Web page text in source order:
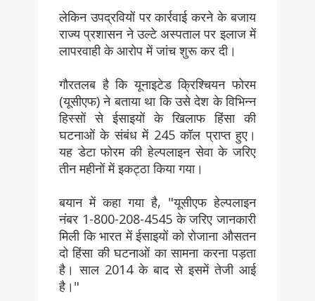
लेकिन उपद्रवियों पर कार्रवाई करने के बजाय
राज्य प्रशासन ने उल्टे अस्पताल पर इलाज में
लापरवाही के आरोप में जांच शुरू कर दी।
गौरतलब है कि यूनाइटेड क्रिश्चियन फोरम
(यूसीएफ) ने बताया था कि उसे देश के विभिन्न
हिस्सों से ईसाइयों के खिलाफ हिंसा की
घटनाओं के संबंध में 245 कॉल प्राप्त हुए।
यह डेटा फोरम की हेल्पलाइन सेवा के जरिए
तीन महीनों में इकट्ठा किया गया।
बयान में कहा गया है, "यूसीएफ हेल्पलाइन
नंबर 1-800-208-4545 के जरिए जानकारी
मिली कि भारत में ईसाइयों को रोजाना औसतन
दो हिंसा की घटनाओं का सामना करना पड़ता
है। साल 2014 के बाद से इसमें तेजी आई
है।"